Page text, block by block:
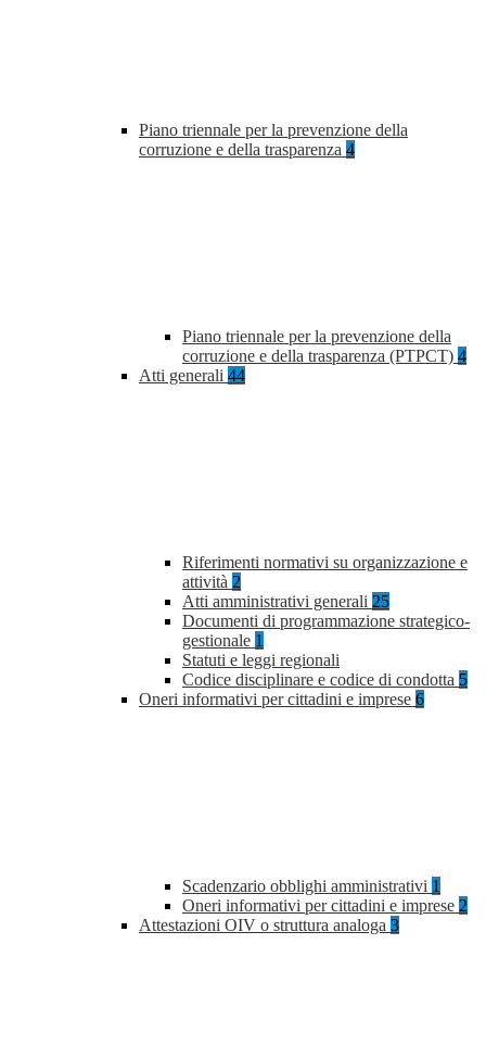
Piano triennale per la prevenzione della
corruzione e della trasparenza 4
Piano triennale per la prevenzione della
corruzione e della trasparenza (PTPCT) 4
Atti generali 44
Riferimenti normativi su organizzazione e
attività 2
Atti amministrativi generali 25
Documenti di programmazione strategico-
gestionale 1
Statuti e leggi regionali
Codice disciplinare e codice di condotta 5
Oneri informativi per cittadini e imprese 6
Scadenzario obblighi amministrativi 1
Oneri informativi per cittadini e imprese 2
Attestazioni OIV o struttura analoga 3